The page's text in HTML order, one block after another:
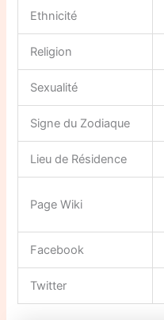
Ethnicité
Religion
Sexualité
Signe du Zodiaque
Lieu de Résidence
Page Wiki
Facebook
Twitter